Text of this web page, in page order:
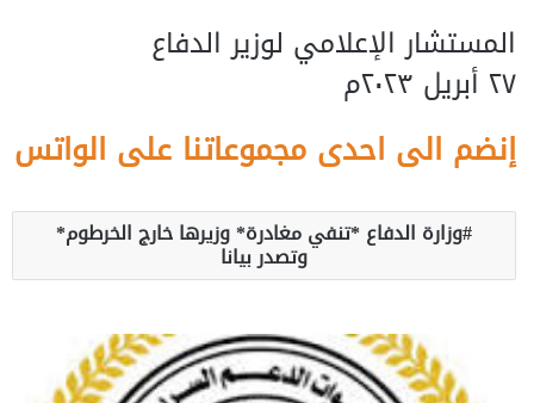
المستشار الإعلامي لوزير الدفاع
٢٧ أبريل ٢٠٢٣م
إنضم الى احدى مجموعاتنا على الواتس
وزارة الدفاع *تنفي مغادرة* وزيرها خارج الخرطوم*
وتصدر بيانا